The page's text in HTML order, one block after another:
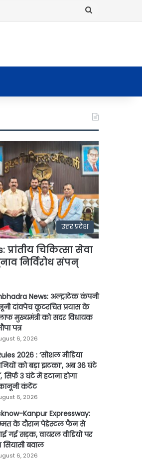
उत्तर प्रदेश
प्रांतीय चिकित्सा सेवा
निर्विरोध संपन्
News: अल्ट्राटेक कंपनी
दांवपेच कूटरचित प्रयास के
मुख्यमंत्री को सदर विधायक
पत्र
6, 2026
2026 : ‘सोशल मीडिया
को बड़ा झटका’, अब 36 घंटे
सिर्फ 3 घंटे में हटाना होगा
कंटेंट
6, 2026
Kanpur Expressway:
के दौरान पेडेस्टल फैन से
गई सड़क, वायरल वीडियो पर
सियासी बवाल
6, 2026